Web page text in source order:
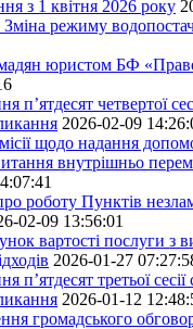
з 1 квітня 2026 року
режиму
юристом БФ
п’ятдесят четвертої
2026-02-09
щодо надання
внутрішньо
роботу Пунктів
02-09 13:56:01
вартості послуги з
2026-01-27
п’ятдесят третьої
2026-01-12
громадського